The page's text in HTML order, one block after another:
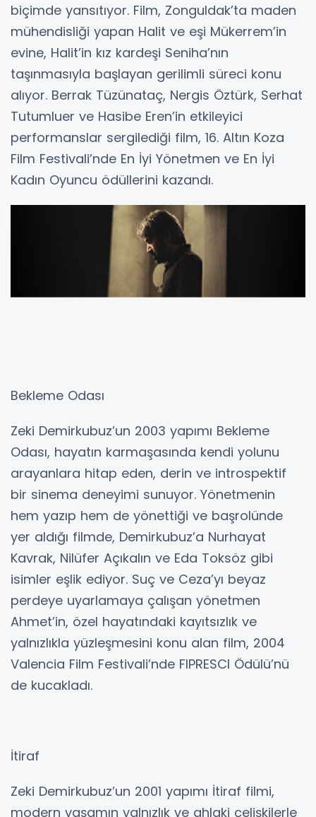
Kıskanmak
Kıskanmak, Zeki Demirkubuz’un 2009 yılında
bırakan yapıtlarından biri. Nahid Sırrı Örik’in
aynı adlı romanından sinemaya uyarlanan
film, yönetmenin ustalıkla işlediği “insan
doğasının karanlık yönleri” temasını çarpıcı
biçimde yansıtıyor. Film, Zonguldak’ta maden
performanslar sergilediği film, 16. Altın Koza
Film Festivali’nde En İyi Yönetmen ve En İyi
Kadın Oyuncu ödüllerini kazandı.
Bekleme Odası
arayanlara hitap eden, derin ve introspektif
bir sinema deneyimi sunuyor. Yönetmenin
hem yazıp hem de yönettiği ve başrolünde